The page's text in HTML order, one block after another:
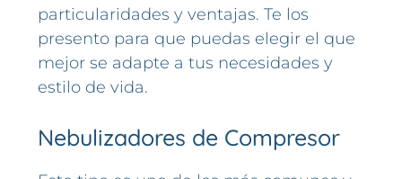
particularidades y ventajas. Te los
presento para que puedas elegir el que
mejor se adapte a tus necesidades y
estilo de vida.
Nebulizadores de Compresor